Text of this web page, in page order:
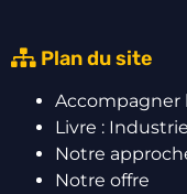
Plan du site
Accompagner
Livre :
Notre
Notre offre